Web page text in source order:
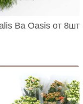
Ba Oasis от 8шт